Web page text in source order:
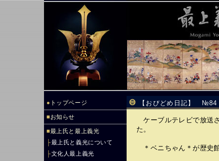
● トップページ
■お知らせ
■最上氏と最上義光
├最上氏と義光について
├文化人最上義光
【おびどめ日記】
ケーブルテレビで放送
た。
＊ベニちゃん＊が歴史